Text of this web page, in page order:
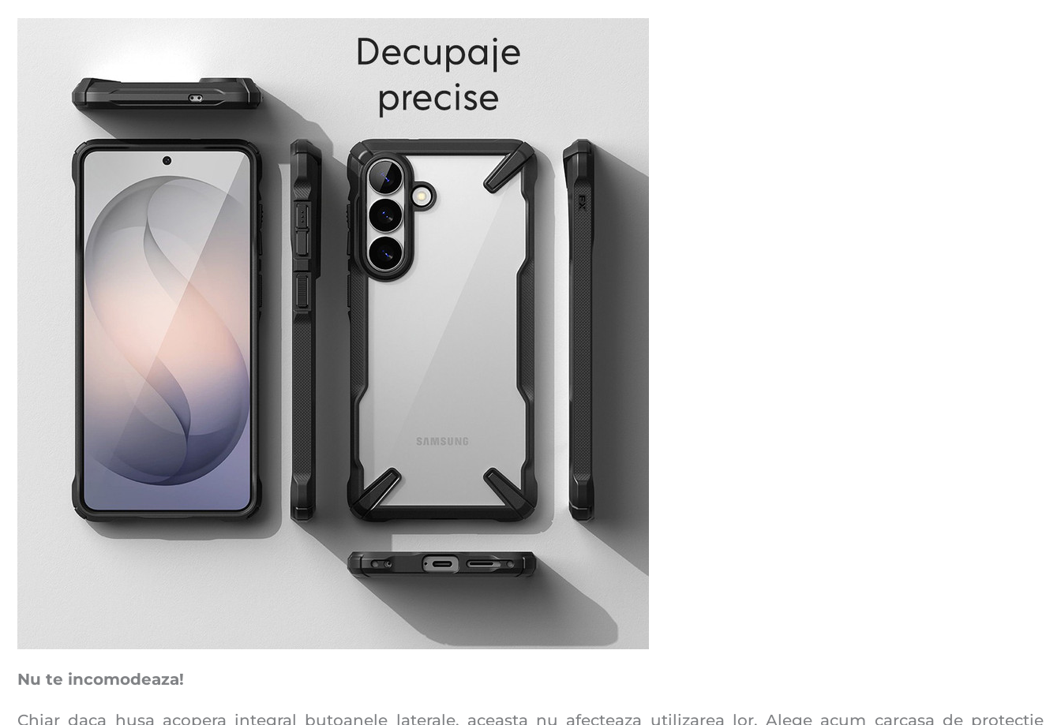
Nu te incomodeaza!
Chiar daca husa acopera integral butoanele laterale, aceasta nu afecteaza utilizarea lor. Alege acum carcasa de protectie